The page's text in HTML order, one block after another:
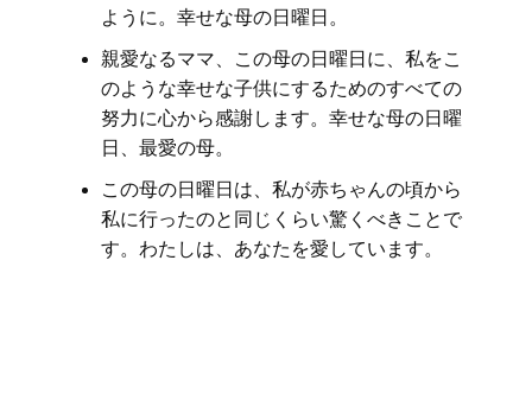
ように。幸せな母の日曜日。
親愛なるママ、この母の日曜日に、私をこ
のような幸せな子供にするためのすべての
努力に心から感謝します。幸せな母の日曜
日、最愛の母。
この母の日曜日は、私が赤ちゃんの頃から
私に行ったのと同じくらい驚くべきことで
す。わたしは、あなたを愛しています。